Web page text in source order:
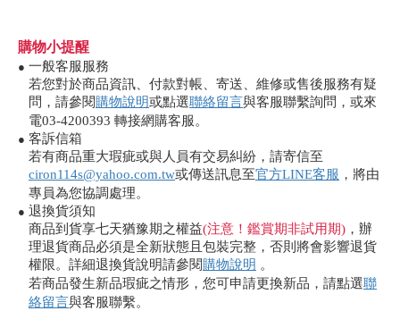
購物小提醒
● 一般客服服務
若您對於商品資訊、付款對帳、寄送、維修或售後服務有疑
問，請參閱購物說明或點選聯絡留言與客服聯繫詢問，或來
電03-4200393 轉接網購客服。
● 客訴信箱
若有商品重大瑕疵或與人員有交易糾紛，請寄信至
ciron114s@yahoo.com.tw或傳送訊息至官方LINE客服 ，將由
專員為您協調處理。
● 退換貨須知
商品到貨享七天猶豫期之權益(注意！鑑賞期非試用期) ，辦
理退貨商品必須是全新狀態且包裝完整，否則將會影響退貨
權限。詳細退換貨說明請參閱購物說明 。
若商品發生新品瑕疵之情形，您可申請更換新品，請點選聯
絡留言與客服聯繫。